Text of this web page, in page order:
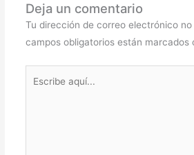
Deja un comentario
Tu dirección de correo electrónico
campos obligatorios están marcados